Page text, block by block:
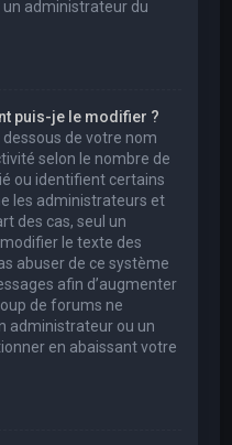
administrateur du
puis-je le modifier ?
dessous de votre nom
selon le nombre de
ou identifient certains
les administrateurs et
des cas, seul un
le texte des
abuser de ce système
afin d’augmenter
de forums ne
administrateur ou un
en abaissant votre